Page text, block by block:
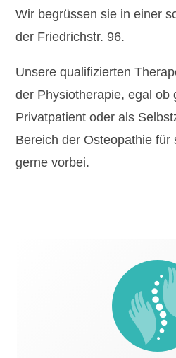
Wir begrüssen sie in einer
der Friedrichstr. 96.
Unsere qualifizierten
der Physiotherapie, egal ob
Privatpatient oder als
Bereich der Osteopathie für
gerne vorbei.